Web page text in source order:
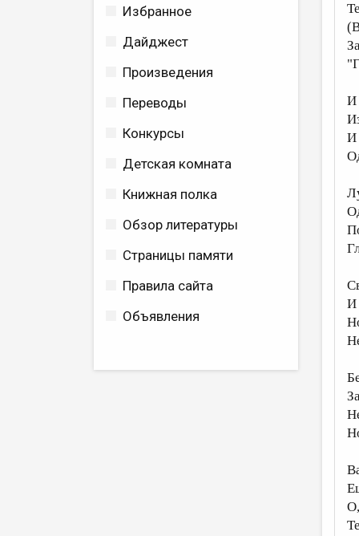
Избранное
Дайджест
Произведения
Переводы
Конкурсы
Детская комната
Книжная полка
Обзор литературы
Страницы памяти
Правила сайта
Объявления
И
И
И